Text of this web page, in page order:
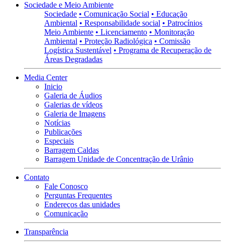
Sociedade e Meio Ambiente
Sociedade • Comunicação Social • Educação
Ambiental • Responsabilidade social • Patrocínios
Meio Ambiente • Licenciamento • Monitoração
Ambiental • Proteção Radiológica • Comissão
Logística Sustentável • Programa de Recuperação de
Áreas Degradadas
Media Center
Inicio
Galeria de Áudios
Galerias de vídeos
Galeria de Imagens
Notícias
Publicações
Especiais
Barragem Caldas
Barragem Unidade de Concentração de Urânio
Contato
Fale Conosco
Perguntas Frequentes
Endereços das unidades
Comunicação
Transparência